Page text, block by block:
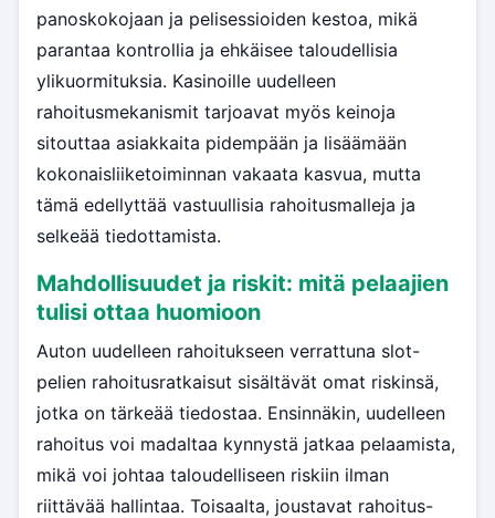
panoskokojaan ja pelisessioiden kestoa, mikä
parantaa kontrollia ja ehkäisee taloudellisia
ylikuormituksia. Kasinoille uudelleen
rahoitusmekanismit tarjoavat myös keinoja
sitouttaa asiakkaita pidempään ja lisäämään
kokonaisliiketoiminnan vakaata kasvua, mutta
tämä edellyttää vastuullisia rahoitusmalleja ja
selkeää tiedottamista.
Mahdollisuudet ja riskit: mitä pelaajien
tulisi ottaa huomioon
Auton uudelleen rahoitukseen verrattuna slot-
pelien rahoitusratkaisut sisältävät omat riskinsä,
jotka on tärkeää tiedostaa. Ensinnäkin, uudelleen
rahoitus voi madaltaa kynnystä jatkaa pelaamista,
mikä voi johtaa taloudelliseen riskiin ilman
riittävää hallintaa. Toisaalta, joustavat rahoitus-